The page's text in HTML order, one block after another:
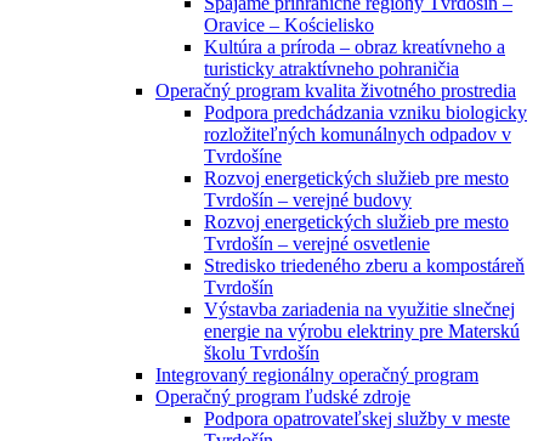
Oravice – Kościelisko
Kultúra a príroda – obraz kreatívneho a
turisticky atraktívneho pohraničia
Operačný program kvalita životného prostredia
Podpora predchádzania vzniku biologicky
rozložiteľných komunálnych odpadov v
Tvrdošíne
Rozvoj energetických služieb pre mesto
Tvrdošín – verejné budovy
Rozvoj energetických služieb pre mesto
Tvrdošín – verejné osvetlenie
Stredisko triedeného zberu a kompostáreň
Tvrdošín
Výstavba zariadenia na využitie slnečnej
energie na výrobu elektriny pre Materskú
školu Tvrdošín
Integrovaný regionálny operačný program
Operačný program ľudské zdroje
Podpora opatrovateľskej služby v meste